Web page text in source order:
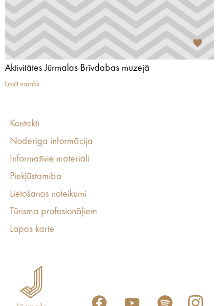
Aktivitātes Jūrmalas Brīvdabas muzejā
Lasīt vairāk
Kontakti
Noderīga informācija
Informatīvie materiāli
Piekļūstamība
Lietošanas noteikumi
Tūrisma profesionāļiem
Lapas karte